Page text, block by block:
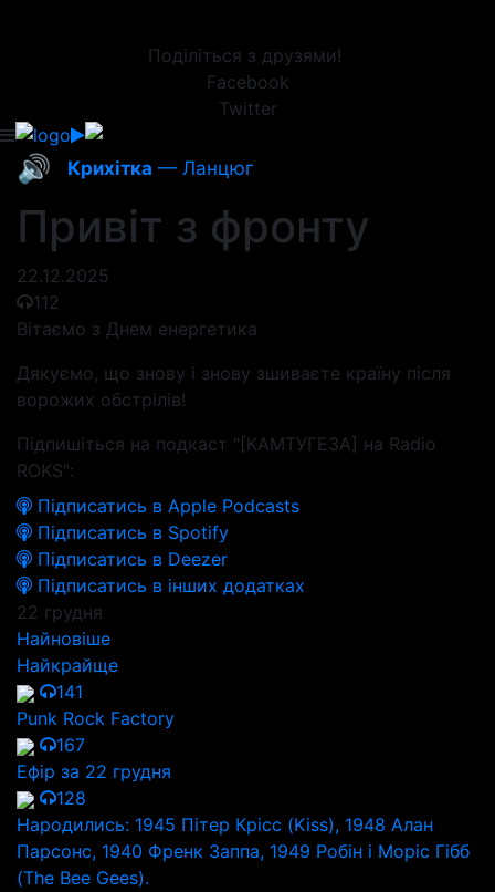
Поділіться з друзями!
Facebook
Twitter
🔊 Крихітка — Ланцюг
Привіт з фронту
22.12.2025
112
Вітаємо з Днем енергетика
Дякуємо, що знову і знову зшиваєте країну після
ворожих обстрілів!
Підпишіться на подкаст "[КАМТУГЕЗА] на Radio
ROKS":
Підписатись в Apple Podcasts
Підписатись в Spotify
Підписатись в Deezer
Підписатись в інших додатках
22 грудня
Найновіше
Найкрайще
141
Punk Rock Factory
167
Ефір за 22 грудня
128
Народились: 1945 Пітер Крісс (Kiss), 1948 Алан
Парсонс, 1940 Френк Заппа, 1949 Робін і Моріс Гібб
(The Bee Gees).